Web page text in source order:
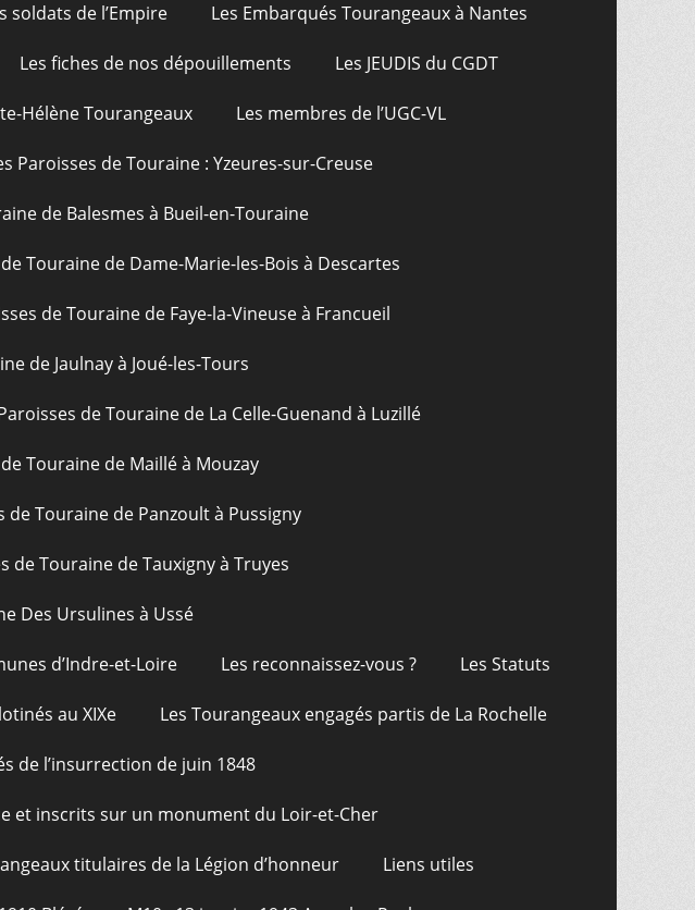
soldats de l’Empire Les Embarqués Tourangeaux à Nantes
Les fiches de nos dépouillements Les JEUDIS du CGDT
Hélène Tourangeaux Les membres de l’UGC-VL
Paroisses de Touraine : Yzeures-sur-Creuse
de Balesmes à Bueil-en-Touraine
Touraine de Dame-Marie-les-Bois à Descartes
de Touraine de Faye-la-Vineuse à Francueil
de Jaulnay à Joué-les-Tours
de Touraine de La Celle-Guenand à Luzillé
Touraine de Maillé à Mouzay
de Touraine de Panzoult à Pussigny
de Touraine de Tauxigny à Truyes
Des Ursulines à Ussé
d’Indre-et-Loire Les reconnaissez-vous ? Les Statuts
au XIXe Les Tourangeaux engagés partis de La Rochelle
de l’insurrection de juin 1848
et inscrits sur un monument du Loir-et-Cher
titulaires de la Légion d’honneur Liens utiles